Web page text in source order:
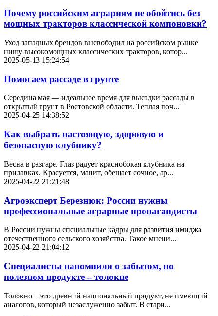
Почему российским аграриям не обойтись без
мощных тракторов классической компоновки?
Уход западных брендов высвободил на российском рынке
нишу высокомощных классических тракторов, котор...
2025-05-13 15:24:54
Помогаем рассаде в грунте
Середина мая — идеальное время для высадки рассады в
открытый грунт в Ростовской области. Теплая поч...
2025-04-25 14:38:52
Как выбрать настоящую, здоровую и
безопасную клубнику?
Весна в разгаре. Глаз радует краснобокая клубника на
прилавках. Красуется, манит, обещает сочное, ар...
2025-04-22 21:21:48
Агроэксперт Березнюк: России нужны
профессиональные аграрные пропагандисты
В России нужны специальные кадры для развития имиджа
отечественного сельского хозяйства. Такое мнени...
2025-04-22 21:04:12
Специалисты напомнили о забытом, но
полезном продукте – толокне
Толокно – это древний национальный продукт, не имеющий
аналогов, который незаслуженно забыт. В стари...